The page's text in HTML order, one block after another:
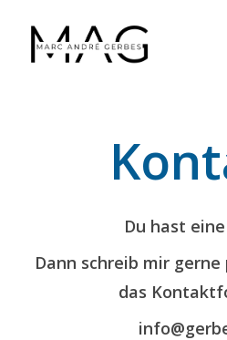
Du hast
Dann schreib mir
das